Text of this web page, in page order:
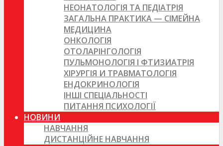
НЕОНАТОЛОГІЯ ТА ПЕДІАТРІЯ
ЗАГАЛЬНА ПРАКТИКА — СІМЕЙНА
МЕДИЦИНА
ОНКОЛОГІЯ
ОТОЛАРІНГОЛОГІЯ
ПУЛЬМОНОЛОГІЯ І ФТИЗИАТРІЯ
ХІРУРГІЯ И ТРАВМАТОЛОГІЯ
ЕНДОКРИНОЛОГІЯ
ІНШІ СПЕЦІАЛЬНОСТІ
ПИТАННЯ ПСИХОЛОГІЇ
НОВИНИ
НАВЧАННЯ
ДИСТАНЦІЙНЕ НАВЧАННЯ